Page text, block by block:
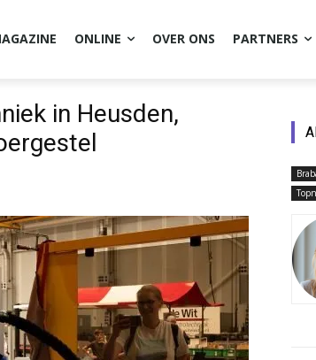
ONLINE OVER ONS PARTNERS
in Heusden,